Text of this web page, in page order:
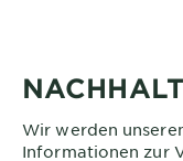
Wir werden
Informationen zur